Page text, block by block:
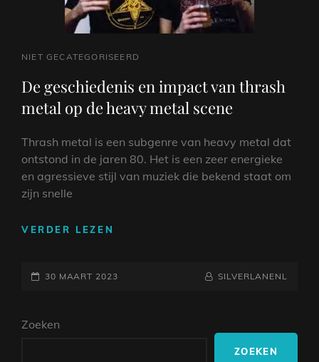
CAT
NIET GECATEGORISEERD
De geschiedenis en impact van thrash
metal op de heavy metal scene
Thrash metal is een subgenre van heavy metal dat
ontstond in de jaren 80. Het is een zeer energieke
en agressieve stijl van muziek die bekend staat om
zijn snelle
VERDER LEZEN
IMPACT
GEPLAATST
30 MAART 2023 NAAMREGEL
BYLINE
SILVERLANENL
Zoeken
ZOEKEN